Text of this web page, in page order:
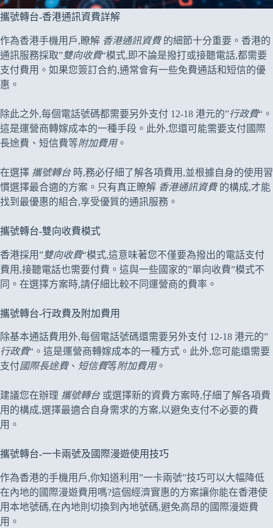
攜號轉台-香港通訊資費詳解
作為香港手機用戶,瞭解 香港通訊資費的細節十分重要。香港的
通訊服務採取”雙向收費“模式,即不論是撥打或接聽電話,都需要
支付費用。如果您簽訂合約,通常會有一些免費通話和短信的優
惠。
除此之外,每個電話號碼都需要另外支付 12-18 港元的”行政費“。
這是運營商轉嫁成本的一種手段。此外,您還可能需要支付國際
長途費、短信費等附加費用。
在選擇 攜號轉台時,務必仔細了解各項費用,並根據自身的使用習
慣選擇最合適的方案。只有真正瞭解 香港通訊資費的構成,才能
找到最優惠的組合,享受優質的通訊服務。
攜號轉台-雙向收費模式
香港採用”雙向收費“模式,這意味著您不僅要為撥出的電話支付
費用,接聽電話也需要付費。這與一些國家的”單向收費”模式不
同。在選擇方案時,請仔細比較不同運營商的費率。
攜號轉台-行政費及附加費用
除基本通話費用外,每個電話號碼還需要另外支付 12-18 港元的”
行政費“。這是運營商轉嫁成本的一種方式。此外,您可能還需要
支付國際長途費、 短信費等附加費用。
建議您在辦理 攜號轉台或選擇新的資費方案時,仔細了解各項費
用的構成,選擇最適合自身需求的方案,以避免支付不必要的費
用。
攜號轉台-一卡兩號及國際漫遊使用技巧
作為香港的手機用戶,你知道利用”一卡兩號”技巧可以大幅降低
在內地的國際漫遊費用嗎?這個經濟實惠的方案讓你能在香港使
用本地號碼,在內地則切換到內地號碼,避免高昂的國際漫遊費
用。